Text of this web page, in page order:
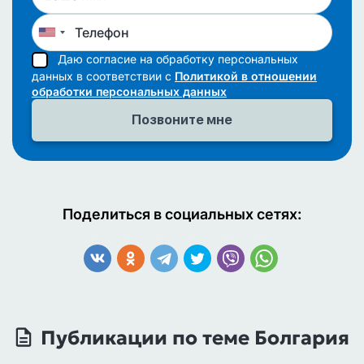
Даю согласие на обработку персональных
данных в соответствии с Политикой в отношении
обработки персональных данных
Поделиться в социальных сетях:
Публикации по теме Болгария